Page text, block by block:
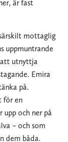
är fast
mottaglig
uppmuntrande
utnyttja
Emira
på.
för en
upp och ner på
– och som
dem båda.